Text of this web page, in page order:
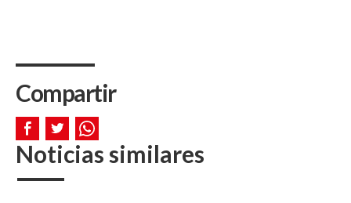
Compartir
Noticias similares